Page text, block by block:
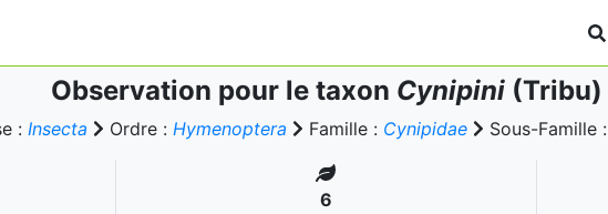
Observation pour le taxon Cynipini(Tribu)
: Insecta Ordre : Hymenoptera Famille : Cynipidae Sous-Famille :
6